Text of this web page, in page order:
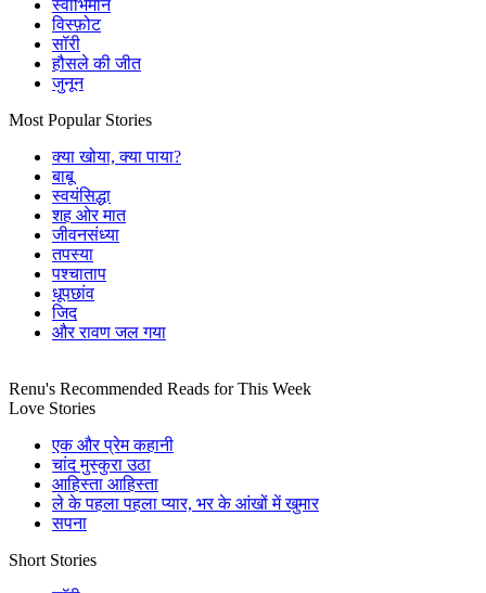
स्वाभिमान
विस्फ़ोट
सॉरी
हौसले की जीत
जुनून
Most Popular Stories
क्या खोया, क्या पाया?
बाबू
स्वयंसिद्धा
शह ओर मात
जीवनसंध्या
तपस्या
पश्चाताप
धूपछांव
जिद
और रावण जल गया
Renu's Recommended Reads for This Week
Love Stories
एक और प्रेम कहानी
चांद मुस्कुरा उठा
आहिस्ता आहिस्ता
ले के पहला पहला प्यार, भर के आंखों में खुमार
सपना
Short Stories